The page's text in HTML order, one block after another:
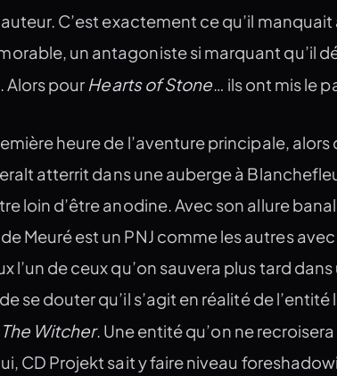
C’est exactement ce qu’il manquait
un antagoniste si marquant qu’il
Alors pour Hearts of Stone… ils ont mis le
heure de l’aventure principale, alors
atterrit dans une auberge à
loin d’être anodine. Avec son allure
Meuré est un PNJ comme les autres
l’un de ceux qu’on sauvera plus tard
se douter qu’il s’agit en réalité de
The Witcher. Une entité qu’on ne
CD Projekt sait y faire niveau